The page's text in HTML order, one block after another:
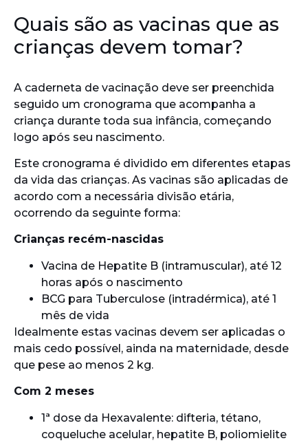
Quais são as vacinas que as
crianças devem tomar?
A caderneta de vacinação deve ser preenchida
seguido um cronograma que acompanha a
criança durante toda sua infância, começando
logo após seu nascimento.
Este cronograma é dividido em diferentes etapas
da vida das crianças. As vacinas são aplicadas de
acordo com a necessária divisão etária,
ocorrendo da seguinte forma:
Crianças recém-nascidas
Vacina de Hepatite B (intramuscular), até 12
horas após o nascimento
BCG para Tuberculose (intradérmica), até 1
mês de vida
Idealmente estas vacinas devem ser aplicadas o
mais cedo possível, ainda na maternidade, desde
que pese ao menos 2 kg.
Com 2 meses
1ª dose da Hexavalente: difteria, tétano,
coqueluche acelular, hepatite B, poliomielite